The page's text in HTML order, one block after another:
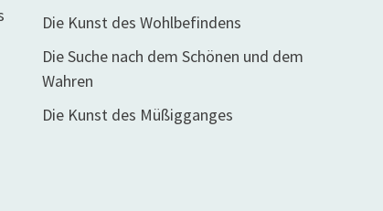
Die Kunst des Wohlbefindens
Die Suche nach dem Schönen und dem
Wahren
Die Kunst des Müßigganges